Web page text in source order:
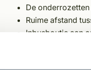
De
Ruime afstand
Inbusboutje aan
Het rozetkapje
20mm